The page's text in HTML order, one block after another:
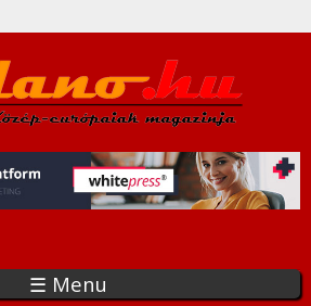
a
tartalomra
☰ Menu